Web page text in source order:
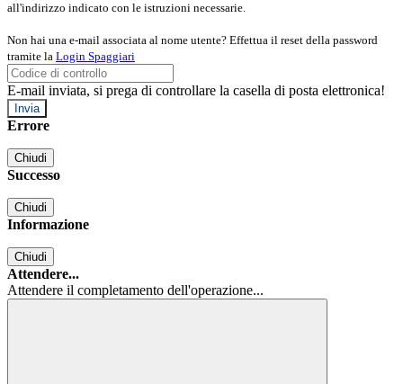
all'indirizzo indicato con le istruzioni necessarie.
Non hai una e-mail associata al nome utente? Effettua il reset della password
tramite la Login Spaggiari
E-mail inviata, si prega di controllare la casella di posta elettronica!
Errore
Chiudi
Successo
Chiudi
Informazione
Chiudi
Attendere...
Attendere il completamento dell'operazione...